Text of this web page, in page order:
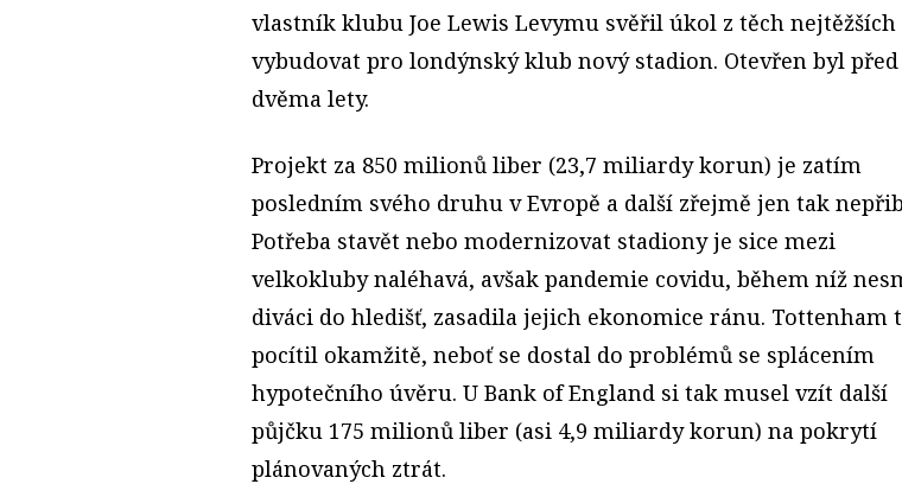
vlastník klubu Joe Lewis Levymu svěřil úkol z těch nejtěžších
vybudovat pro londýnský klub nový stadion. Otevřen byl před
dvěma lety.
Projekt za 850 milionů liber (23,7 miliardy korun) je zatím
posledním svého druhu v Evropě a další zřejmě jen tak
Potřeba stavět nebo modernizovat stadiony je sice mezi
velkokluby naléhavá, avšak pandemie covidu, během níž
diváci do hledišť, zasadila jejich ekonomice ránu. Tottenham
pocítil okamžitě, neboť se dostal do problémů se splácením
hypotečního úvěru. U Bank of England si tak musel vzít další
půjčku 175 mi­lio­nů liber (asi 4,9 miliardy korun) na pokrytí
plánovaných ztrát.